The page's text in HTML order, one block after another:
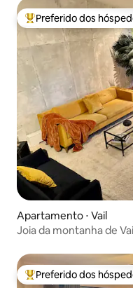
Entre os melhores
Preferido dos
Apartamento ⋅ Vail
Joia da montanha de
Entre os melhores
Preferido dos